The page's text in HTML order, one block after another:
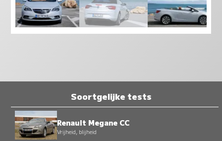
Soortgelijke tests
Renault Megane CC
Vrijheid, blijheid